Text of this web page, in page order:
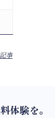
事
体験を。